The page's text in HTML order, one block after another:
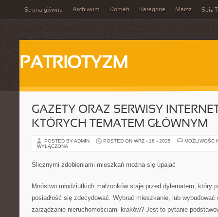
Strona główna Archiwum Domek Kategorie Marsz Spis
PATRIOTYZM
GAZETY ORAZ SERWISY
KTÓRYCH TEMATEM GŁÓWNYM
POSTED BY ADMIN POSTED ON WRZ - 16 - 2025
MOŻLIWOŚĆ
WYŁĄCZONA
Ślicznymi zdobieniami mieszkań można się upajać
Mnóstwo młodziutkich małżonków staje przed dylematem, który
posiadłość się zdecydować. Wybrać mieszkanie, lub
zarządzanie nieruchomościami kraków? Jest to pytanie